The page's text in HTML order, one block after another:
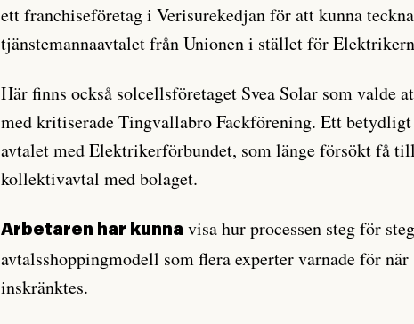
ett franchiseföretag i Verisurekedjan för att kunna
tjänstemannaavtalet från Unionen i stället för
Här finns också solcellsföretaget Svea Solar som valde
med kritiserade Tingvalla­bro Fackförening. Ett betydligt
avtalet med Elektrikerförbundet, som länge försökt få
kollektivavtal med bolaget.
Arbetaren har kunna visa hur processen steg för
avtalsshoppingmodell som flera experter varnade för
inskränktes.